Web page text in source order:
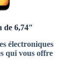
de 6,74″
électroniques
qui vous offre